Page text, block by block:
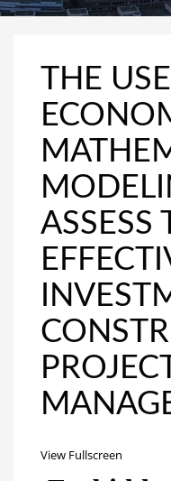
THE
ASSESS
View Fullscreen